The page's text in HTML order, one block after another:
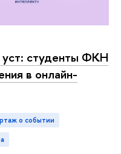
уст: студенты ФКН
в онлайн-
о событии